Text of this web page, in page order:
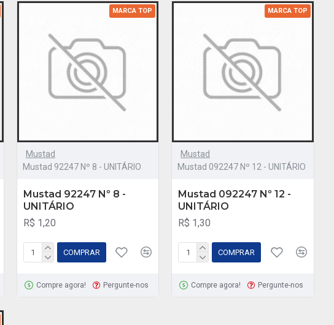
MARCA TOP
Mustad
Mustad 92247 Nº 8 - UNITÁRIO
Mustad 92247 Nº 8 -
UNITÁRIO
R$ 1,20
COMPRAR
Compre agora! Pergunte-nos
MARCA TOP
Mustad
Mustad 092247 Nº 12 - UNITÁRIO
Mustad 092247 Nº 12 -
UNITÁRIO
R$ 1,30
COMPRAR
Compre agora! Pergunte-nos